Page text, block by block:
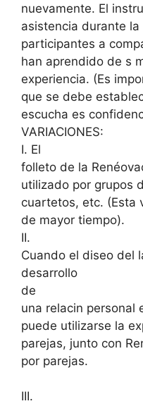
nuevamente. El
asistencia durante
participantes a
han aprendido de s
experiencia. (Es
que se debe
escucha es
VARIACIONES:
I. El
folleto de la
utilizado por grupos
cuartetos, etc. (Esta
de mayor tiempo).
II.
Cuando el diseo del
desarrollo
de
una relacin personal
puede utilizarse la
parejas, junto con
por parejas.
III.